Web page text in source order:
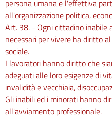
persona umana e l'effettiva
all'organizzazione politica,
Art. 38. - Ogni cittadino inabile
necessari per vivere ha diritto
sociale.
I lavoratori hanno diritto che
adeguati alle loro esigenze di
invalidità e vecchiaia,
Gli inabili ed i minorati hanno
all'avviamento professionale.